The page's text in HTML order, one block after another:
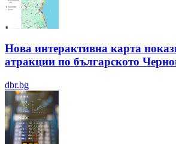
Нова интерактивна карта
атракции по българското
dbr.bg